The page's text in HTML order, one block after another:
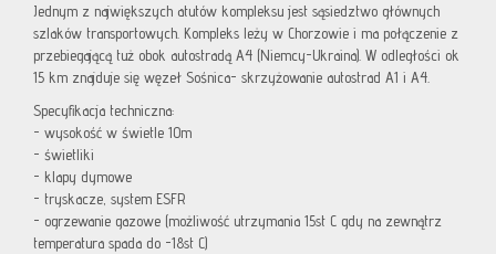
Jednym z największych atutów kompleksu jest sąsiedztwo głównych
szlaków transportowych. Kompleks leży w Chorzowie i ma połączenie z
przebiegającą tuż obok autostradą A4 (Niemcy-Ukraina). W odległości ok
15 km znajduje się węzeł Sośnica- skrzyżowanie autostrad A1 i A4.
Specyfikacja techniczna:
- wysokość w świetle 10m
- świetliki
- klapy dymowe
- tryskacze, system ESFR
- ogrzewanie gazowe (możliwość utrzymania 15st C gdy na zewnątrz
temperatura spada do -18st C)